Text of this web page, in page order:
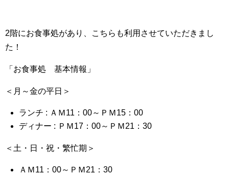
2階にお食事処があり、こちらも利用させていただきまし
た！
「お食事処 基本情報」
＜月～金の平日＞
ランチ : ＡＭ11：00～ＰＭ15：00
ディナー : ＰＭ17：00～ＰＭ21：30
＜土・日・祝・繁忙期＞
ＡＭ11：00～ＰＭ21：30